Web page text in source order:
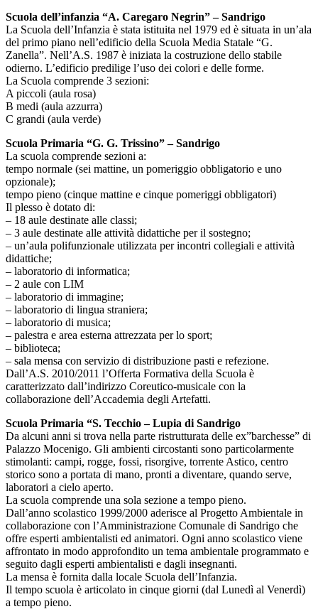
Scuola dell’infanzia “A. Caregaro Negrin” – Sandrigo
La Scuola dell’Infanzia è stata istituita nel 1979 ed è situata in un’ala
del primo piano nell’edificio della Scuola Media Statale “G.
Zanella”. Nell’A.S. 1987 è iniziata la costruzione dello stabile
odierno. L’edificio predilige l’uso dei colori e delle forme.
La Scuola comprende 3 sezioni:
A piccoli (aula rosa)
B medi (aula azzurra)
C grandi (aula verde)
Scuola Primaria “G. G. Trissino” – Sandrigo
La scuola comprende sezioni a:
tempo normale (sei mattine, un pomeriggio obbligatorio e uno
opzionale);
tempo pieno (cinque mattine e cinque pomeriggi obbligatori)
Il plesso è dotato di:
– 18 aule destinate alle classi;
– 3 aule destinate alle attività didattiche per il sostegno;
– un’aula polifunzionale utilizzata per incontri collegiali e attività
didattiche;
– laboratorio di informatica;
– 2 aule con LIM
– laboratorio di immagine;
– laboratorio di lingua straniera;
– laboratorio di musica;
– palestra e area esterna attrezzata per lo sport;
– biblioteca;
– sala mensa con servizio di distribuzione pasti e refezione.
Dall’A.S. 2010/2011 l’Offerta Formativa della Scuola è
caratterizzato dall’indirizzo Coreutico-musicale con la
collaborazione dell’Accademia degli Artefatti.
Scuola Primaria “S. Tecchio – Lupia di Sandrigo
Da alcuni anni si trova nella parte ristrutturata delle ex”barchesse” di
Palazzo Mocenigo. Gli ambienti circostanti sono particolarmente
stimolanti: campi, rogge, fossi, risorgive, torrente Astico, centro
storico sono a portata di mano, pronti a diventare, quando serve,
laboratori a cielo aperto.
La scuola comprende una sola sezione a tempo pieno.
Dall’anno scolastico 1999/2000 aderisce al Progetto Ambientale in
collaborazione con l’Amministrazione Comunale di Sandrigo che
offre esperti ambientalisti ed animatori. Ogni anno scolastico viene
affrontato in modo approfondito un tema ambientale programmato e
seguito dagli esperti ambientalisti e dagli insegnanti.
La mensa è fornita dalla locale Scuola dell’Infanzia.
Il tempo scuola è articolato in cinque giorni (dal Lunedì al Venerdì)
a tempo pieno.